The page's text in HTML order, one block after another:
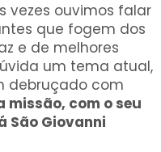
vezes ouvimos falar
que fogem dos
e de melhores
um tema atual,
debruçado com
missão, com o seu
São Giovanni